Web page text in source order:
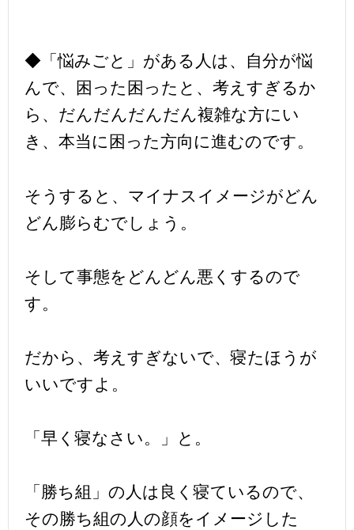
◆「悩みごと」がある人は、自分が悩
んで、困った困ったと、考えすぎるか
ら、だんだんだんだん複雑な方にい
き、本当に困った方向に進むのです。
そうすると、マイナスイメージがどん
どん膨らむでしょう。
そして事態をどんどん悪くするので
す。
だから、考えすぎないで、寝たほうが
いいですよ。
「早く寝なさい。」と。
「勝ち組」の人は良く寝ているので、
その勝ち組の人の顔をイメージした